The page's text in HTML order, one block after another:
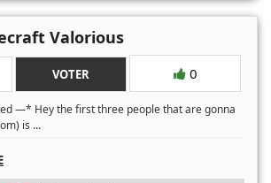
Valorious
VOTER 0
—* Hey the first three people that are gonna
is ...